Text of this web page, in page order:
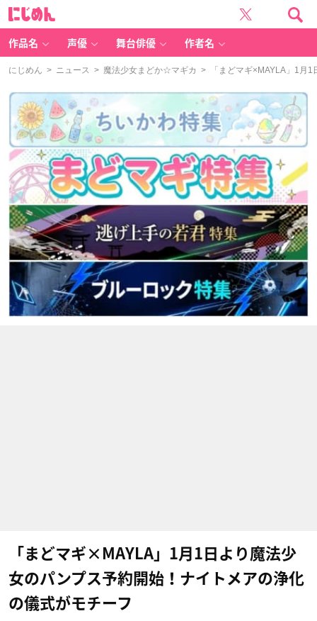
作品名 声優 舞台俳優 作者名
にじめん > ニュース > 魔法少女まどか☆マギカ > 「まどマギ×MAYLA」1月1
「まどマギ×MAYLA」1月1日より魔法少
女のパンプス予約開始！ナイトメアの浄化
の儀式がモチーフ